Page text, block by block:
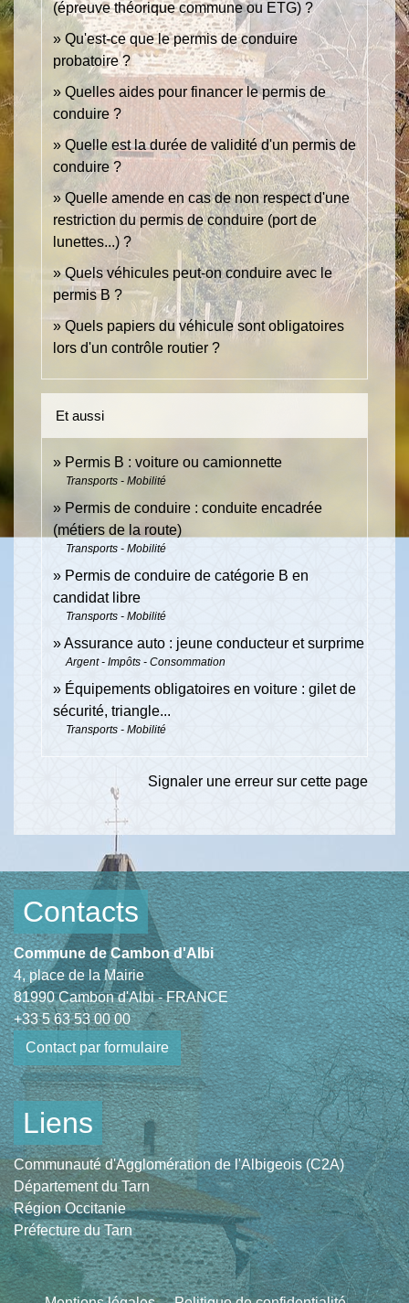
(épreuve théorique commune ou ETG) ?
Qu'est-ce que le permis de conduire
probatoire ?
Quelles aides pour financer le permis de
conduire ?
Quelle est la durée de validité d'un permis de
conduire ?
Quelle amende en cas de non respect d'une
restriction du permis de conduire (port de
lunettes...) ?
Quels véhicules peut-on conduire avec le
permis B ?
Quels papiers du véhicule sont obligatoires
lors d'un contrôle routier ?
Et aussi
Permis B : voiture ou camionnette
Transports - Mobilité
Permis de conduire : conduite encadrée
(métiers de la route)
Transports - Mobilité
Permis de conduire de catégorie B en
candidat libre
Transports - Mobilité
Assurance auto : jeune conducteur et surprime
Argent - Impôts - Consommation
Équipements obligatoires en voiture : gilet de
sécurité, triangle...
Transports - Mobilité
Signaler une erreur sur cette page
Contacts
Commune de Cambon d'Albi
4, place de la Mairie
81990 Cambon d'Albi - FRANCE
+33 5 63 53 00 00
Contact par formulaire
Liens
Communauté d'Agglomération de l'Albigeois (C2A)
Département du Tarn
Région Occitanie
Préfecture du Tarn